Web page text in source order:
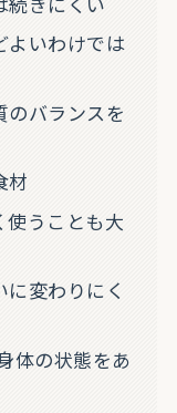
よいわけでは
のバランスを
材
使うことも大
変わりにく
体の状態をあ